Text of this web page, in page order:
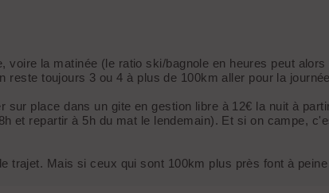
la matinée (le ratio ski/bagnole en heures peut alors
toujours 3 ou 4 à plus de 100km aller pour la
place dans un gite en gestion libre à 12€ la nuit à
et repartir à 5h du mat le lendemain). Et si on campe,
trajet. Mais si ceux qui sont 100km plus près font à